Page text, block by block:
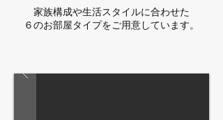
家族構成や生活スタイルに合わせた
６のお部屋タイプをご用意しています。